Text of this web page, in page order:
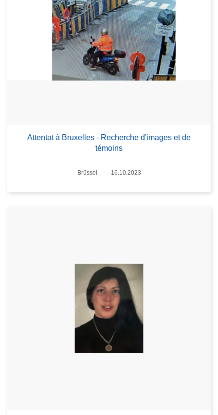
Attentat à Bruxelles - Recherche d'images et de
témoins
Standort
Brüssel
16.10.2023